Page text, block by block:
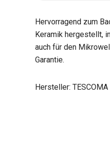
Hervorragend zum
Keramik hergestellt,
auch für den
Garantie.
Hersteller: